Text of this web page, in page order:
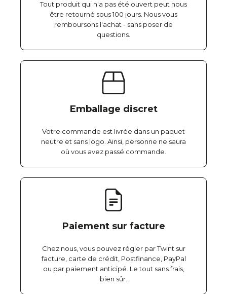
Tout produit qui n'a pas été ouvert peut nous
être retourné sous 100 jours. Nous vous
remboursons l'achat - sans poser de
questions.
Emballage discret
Votre commande est livrée dans un paquet
neutre et sans logo. Ainsi, personne ne saura
où vous avez passé commande.
Paiement sur facture
Chez nous, vous pouvez régler par Twint sur
facture, carte de crédit, Postfinance, PayPal
ou par paiement anticipé. Le tout sans frais,
bien sûr.